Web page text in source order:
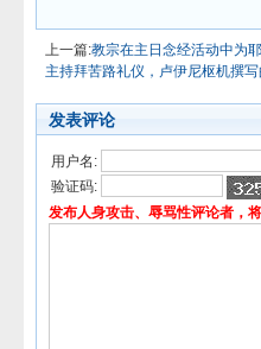
上一篇:教宗在主日念经活动中为
主持拜苦路礼仪，卢伊尼枢机撰
发表评论
用户名:
验证码:
发布人身攻击、辱骂性评论者，